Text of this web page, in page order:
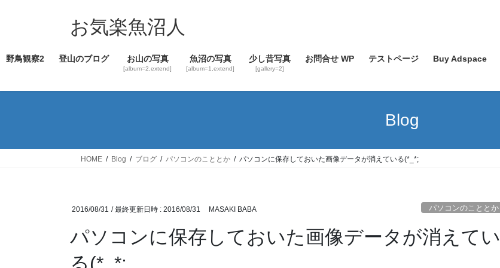
ツ
ス
シ
ン
お気楽魚沼人
野鳥観察2 登山のブログ お山の写真
[album=2,extend]
魚沼の写真
[album=1,extend]
少し昔写真
[gallery=2]
お問合せ WP テストページ Buy Adspace
Blog
HOME Blog ブログ パソコンのこととか パソコンに保存しておいた画像データが消えている(*_*;
2016/08/31 / 最終更新日時 : 2016/08/31 MASAKI BABA パソコンのこととか
パソコンに保存しておいた画像データが消えてい
る(*_*;